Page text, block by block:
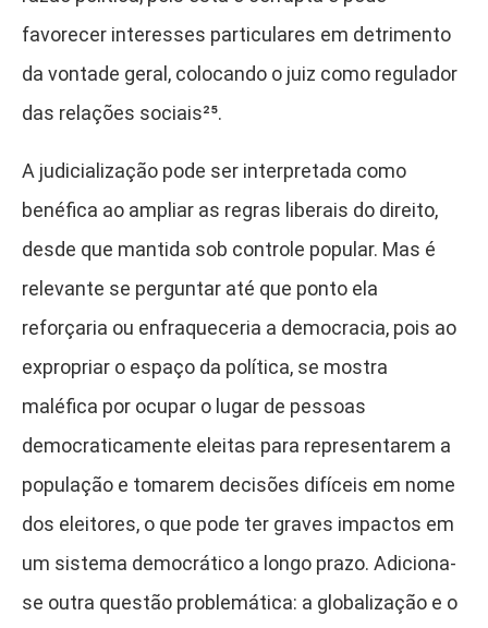
favorecer interesses particulares em detrimento
da vontade geral, colocando o juiz como regulador
das relações sociais²⁵.
A judicialização pode ser interpretada como
benéfica ao ampliar as regras liberais do direito,
desde que mantida sob controle popular. Mas é
relevante se perguntar até que ponto ela
reforçaria ou enfraqueceria a democracia, pois ao
expropriar o espaço da política, se mostra
maléfica por ocupar o lugar de pessoas
democraticamente eleitas para representarem a
população e tomarem decisões difíceis em nome
dos eleitores, o que pode ter graves impactos em
um sistema democrático a longo prazo. Adiciona-
se outra questão problemática: a globalização e o